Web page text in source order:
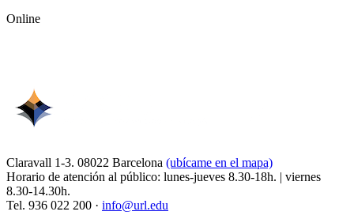
Online
Claravall 1-3. 08022 Barcelona (ubícame en el mapa)
Horario de atención al público: lunes-jueves 8.30-18h. | viernes
8.30-14.30h.
Tel. 936 022 200 · info@url.edu